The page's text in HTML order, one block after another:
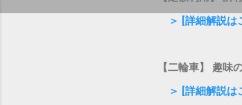
＞ [詳細解説は
【二輪車】 趣味
＞ [詳細解説は